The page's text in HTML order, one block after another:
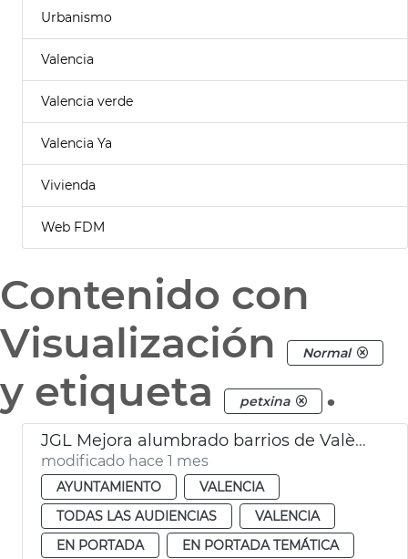
Urbanismo
Valencia
Valencia verde
Valencia Ya
Vivienda
Web FDM
Contenido con
Visualización
Normal
y etiqueta petxina .
JGL Mejora alumbrado barrios de València
modificado hace 1 mes
AYUNTAMIENTO
VALENCIA
TODAS LAS AUDIENCIAS
VALENCIA
EN PORTADA
EN PORTADA TEMÁTICA